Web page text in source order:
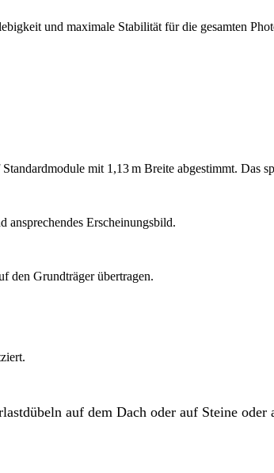
und maximale Stabilität für die gesamten
mit 1,13 m Breite abgestimmt. Das
ansprechendes Erscheinungsbild.
den Grundträger übertragen.
auf dem Dach oder auf Steine oder